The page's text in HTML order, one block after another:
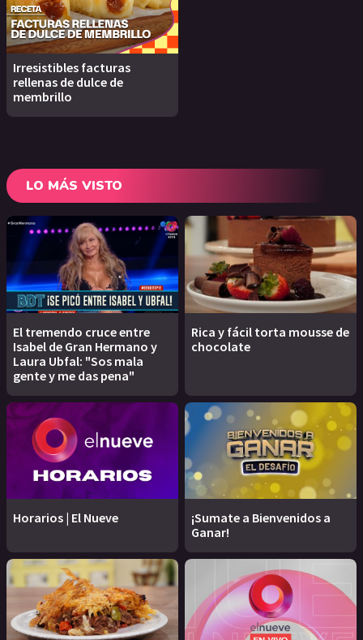
Irresistibles facturas
rellenas de dulce de
membrillo
LO MÁS VISTO
El tremendo cruce entre
Isabel de Gran Hermano y
Laura Ubfal: "Sos mala
gente y me das pena"
Rica y fácil torta mousse de
chocolate
Horarios | El Nueve
¡Sumate a Bienvenidos a
Ganar!